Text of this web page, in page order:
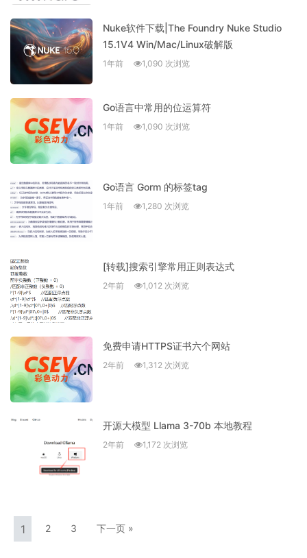
Nuke软件下载|The Foundry Nuke Studio
15.1V4 Win/Mac/Linux破解版
1年前 1,090 次浏览
Go语言中常用的位运算符
1年前 1,090 次浏览
Go语言 Gorm 的标签tag
1年前 1,280 次浏览
[转载]搜索引擎常用正则表达式
2年前 1,012 次浏览
免费申请HTTPS证书六个网站
2年前 1,312 次浏览
开源大模型 Llama 3-70b 本地教程
2年前 1,172 次浏览
1 2 3 下一页 »